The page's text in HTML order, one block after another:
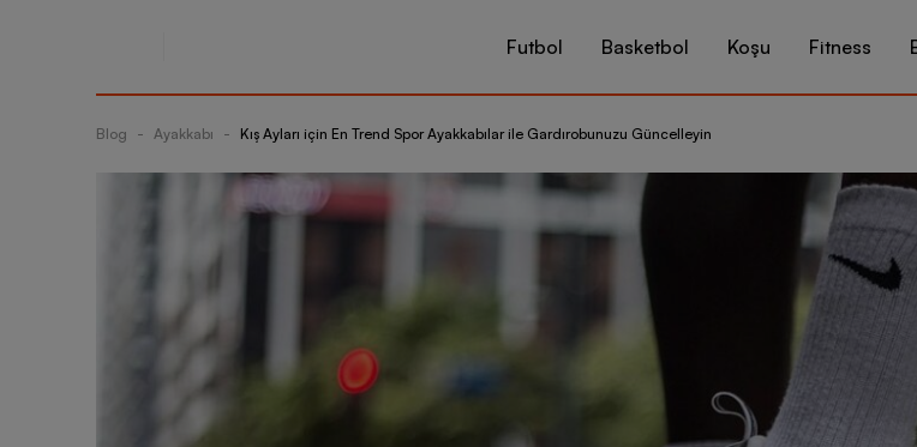
Futbol Basketbol Koşu Fitness
Blog - Ayakkabı - Kış Ayları için En Trend Spor Ayakkabılar ile Gardırobunuzu Güncelleyin